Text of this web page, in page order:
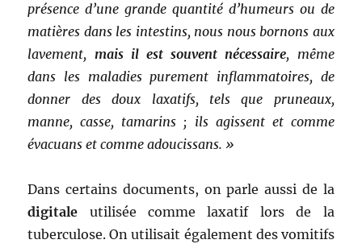
présence d’une grande quantité d’humeurs ou de
matières dans les intestins, nous nous bornons aux
lavement, mais il est souvent nécessaire, même
dans les maladies purement inflammatoires, de
donner des doux laxatifs, tels que pruneaux,
manne, casse, tamarins ; ils agissent et comme
évacuans et comme adoucissans. »
Dans certains documents, on parle aussi de la
digitale utilisée comme laxatif lors de la
tuberculose. On utilisait également des vomitifs